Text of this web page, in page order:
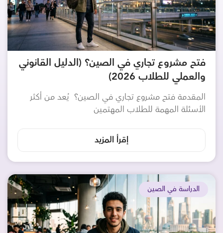
فتح مشروع تجاري في الصين؟ (الدليل القانوني
والعملي للطلاب 2026)
المقدمة فتح مشروع تجاري في الصين؟ يُعد من أكثر
الأسئلة المهمة للطلاب المهتمين
إقرأ المزيد
الدراسة في الصين